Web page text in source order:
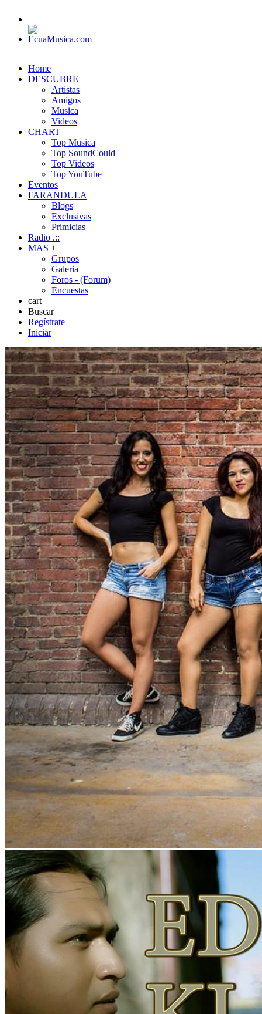
Home
DESCUBRE
Artistas
Amigos
Musica
Videos
CHART
Top Musica
Top SoundCould
Top Videos
Top YouTube
Eventos
FARANDULA
Blogs
Exclusivas
Primicias
Radio .::
MAS +
Grupos
Galeria
Foros - (Forum)
Encuestas
cart
Buscar
Regístrate
Iniciar